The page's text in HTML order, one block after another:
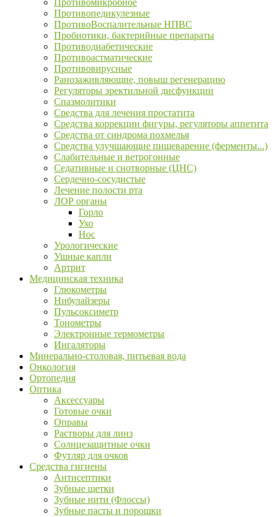
Противомикробное
Противопедикулезные
ПротивоВоспалительные НПВС
Пробиотики, бактерийные препараты
Противодиабетические
Противоастматические
Противовирусные
Ранозаживляющие, повыш регенерацию
Регуляторы эректильной дисфункции
Спазмолитики
Средства для лечения простатита
Средства коррекции фигуры, регуляторы аппетита
Средства от синдрома похмелья
Средства улучшающие пищеварение (ферменты...)
Слабительные и ветрогонные
Седативные и снотворные (ЦНС)
Сердечно-сосудистые
Лечение полости рта
ЛОР органы
Горло
Ухо
Нос
Урологические
Ушные капли
Артрит
Медицинская техника
Глюкометры
Нибулайзеры
Пульсоксиметр
Тонометры
Электронные термометры
Ингаляторы
Минерально-столовая, питьевая вода
Онкология
Ортопедия
Оптика
Аксессуары
Готовые очки
Оправы
Растворы для линз
Солнцезащитные очки
Футляр для очков
Средства гигиены
Антисептики
Зубные щетки
Зубные нити (Флоссы)
Зубные пасты и порошки